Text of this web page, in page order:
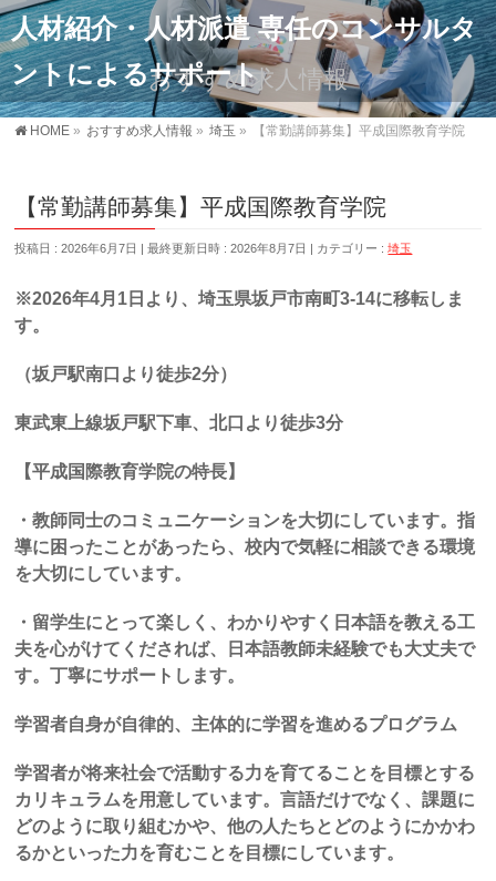
人材紹介・人材派遣 専任のコンサルタ
ントによるサポート
おすすめ求人情報
HOME » おすすめ求人情報 » 埼玉 » 【常勤講師募集】平成国際教育学院
【常勤講師募集】平成国際教育学院
投稿日 : 2026年6月7日 最終更新日時 : 2026年8月7日 カテゴリー :埼玉
※2026年4月 1 日より、埼玉県坂戸市南町3-14に移転しま
す。
（坂戸駅南口より徒歩2分）
東武東上線坂戸駅下車、北口より徒歩3分
【平成国際教育学院の特長】
・教師同士のコミュニケーションを大切にしています。指
導に困ったことがあったら、校内で気軽に相談できる環境
を大切にしています。
・留学生にとって楽しく、わかりやすく日本語を教える工
夫を心がけてくだされば、日本語教師未経験でも大丈夫で
す。丁寧にサポートします。
学習者自身が自律的、主体的に学習を進めるプログラム
学習者が将来社会で活動する力を育てることを目標とする
カリキュラムを用意しています。言語だけでなく、課題に
どのように取り組むかや、他の人たちとどのようにかかわ
るかといった力を育むことを目標にしています。